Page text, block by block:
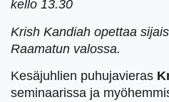
kello 13.30
Krish Kandiah opettaa
Raamatun valossa.
Kesäjuhlien puhujavieras
seminaarissa ja